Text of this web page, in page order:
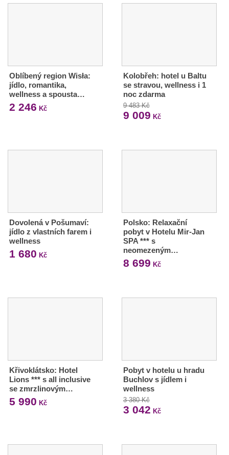
Oblíbený region Wisła:
jídlo, romantika,
wellness a spousta…
2 246 Kč
Kolobřeh: hotel u Baltu
se stravou, wellness i 1
noc zdarma
9 483 Kč
9 009 Kč
Dovolená v Pošumaví:
jídlo z vlastních farem i
wellness
1 680 Kč
Polsko: Relaxační
pobyt v Hotelu Mir-Jan
SPA *** s
neomezeným…
8 699 Kč
Křivoklátsko: Hotel
Lions *** s all inclusive
se zmrzlinovým…
5 990 Kč
Pobyt v hotelu u hradu
Buchlov s jídlem i
wellness
3 380 Kč
3 042 Kč